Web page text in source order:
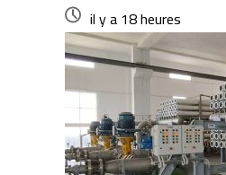
il y a 18 heures